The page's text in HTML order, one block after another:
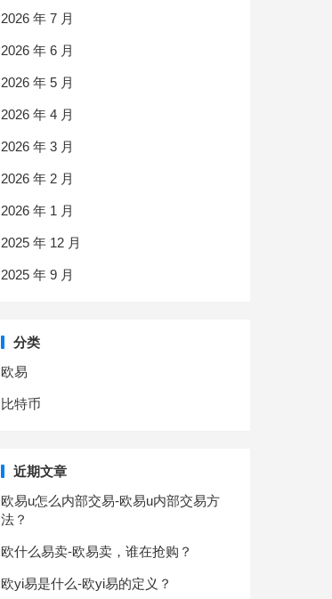
2026 年 7 月
2026 年 6 月
2026 年 5 月
2026 年 4 月
2026 年 3 月
2026 年 2 月
2026 年 1 月
2025 年 12 月
2025 年 9 月
分类
欧易
比特币
近期文章
欧易u怎么内部交易-欧易u内部交易方
法？
欧什么易卖-欧易卖，谁在抢购？
欧yi易是什么-欧yi易的定义？